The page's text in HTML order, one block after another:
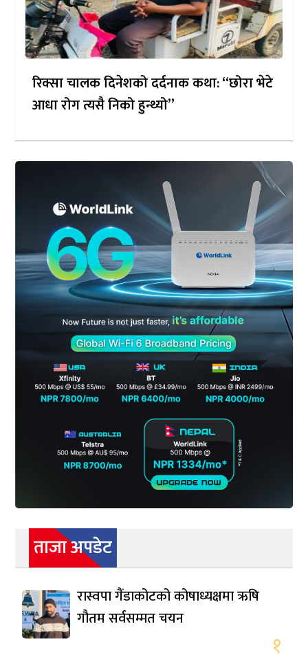
रिक्सा चालक दिनेशको दर्दनाक कथा: “छोरा भेटे
आधा रोग त्यसै निको हुन्थ्यो”
ताजा अपडेट
रास्वपा गैंडाकोटको कोषाध्यक्षमा ऋषि
गौतम सर्वसम्मत चयन
१